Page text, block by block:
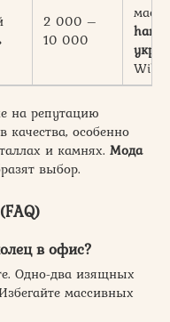
2 000 –
10 000
на репутацию
качества, особенно
и камнях. Мода
выбор.
в офис?
Одно-два изящных
массивных